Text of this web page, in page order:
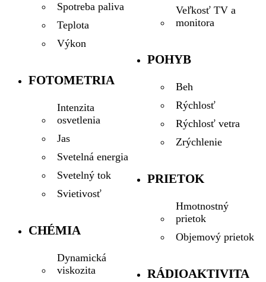
Spotreba paliva
Teplota
Výkon
FOTOMETRIA
Intenzita
osvetlenia
Jas
Svetelná energia
Svetelný tok
Svietivosť
CHÉMIA
Dynamická
viskozita
Veľkosť TV a
monitora
POHYB
Beh
Rýchlosť
Rýchlosť vetra
Zrýchlenie
PRIETOK
Hmotnostný
prietok
Objemový prietok
RÁDIOAKTIVITA